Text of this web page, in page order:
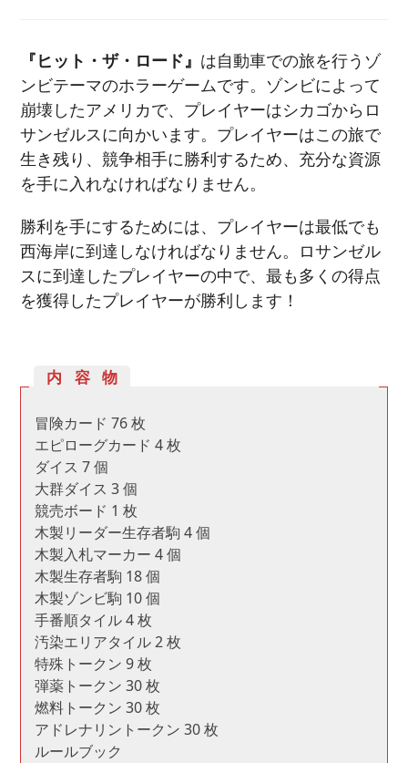
『ヒット・ザ・ロード』 は自動車での旅を行うゾ
ンビテーマのホラーゲームです。ゾンビによって
崩壊したアメリカで、プレイヤーはシカゴからロ
サンゼルスに向かいます。プレイヤーはこの旅で
生き残り、競争相手に勝利するため、充分な資源
を手に入れなければなりません。
勝利を手にするためには、プレイヤーは最低でも
西海岸に到達しなければなりません。ロサンゼル
スに到達したプレイヤーの中で、最も多くの得点
を獲得したプレイヤーが勝利します！
内容物
冒険カード 76 枚
エピローグカード 4 枚
ダイス 7 個
大群ダイス 3 個
競売ボード 1 枚
木製リーダー生存者駒 4 個
木製入札マーカー 4 個
木製生存者駒 18 個
木製ゾンビ駒 10 個
手番順タイル 4 枚
汚染エリアタイル 2 枚
特殊トークン 9 枚
弾薬トークン 30 枚
燃料トークン 30 枚
アドレナリントークン 30 枚
ルールブック